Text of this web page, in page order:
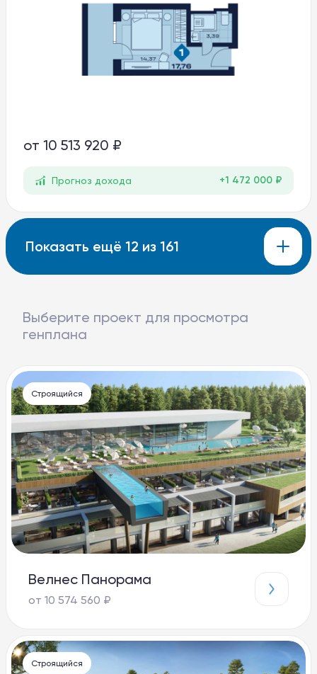
от 10 513 920 ₽
Прогноз дохода +1 472 000 ₽
Показать ещё 12 из 161
Выберите проект для просмотра
генплана
Строящийся
Велнес Панорама
от 10 574 560 ₽
Строящийся